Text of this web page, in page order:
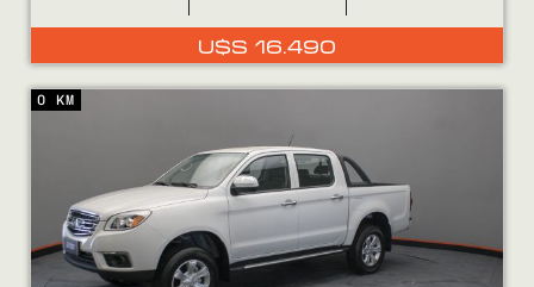
U$S 16.490
0 KM